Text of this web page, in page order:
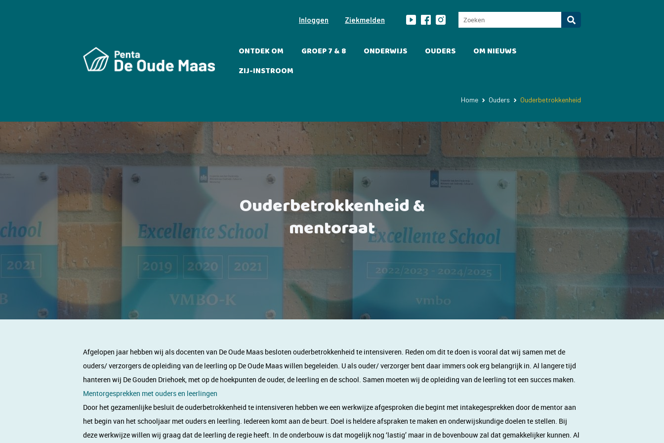
Inloggen Ziekmelden
ONTDEK OM GROEP 7 & 8 ONDERWIJS OUDERS
OM NIEUWS
ZIJ-INSTROOM
Home Ouders Ouderbetrokkenheid
Ouderbetrokkenheid &
mentoraat
Afgelopen jaar hebben wij als docenten van De Oude Maas besloten ouderbetrokkenheid te intensiveren. Reden om dit te doen is vooral dat wij samen met de
ouders/ verzorgers de opleiding van de leerling op De Oude Maas willen begeleiden. U als ouder/ verzorger bent daar immers ook erg belangrijk in. Al langere tijd
hanteren wij De Gouden Driehoek, met op de hoekpunten de ouder, de leerling en de school. Samen moeten wij de opleiding van de leerling tot een succes maken.
Mentorgesprekken met ouders en leerlingen
Door het gezamenlijke besluit de ouderbetrokkenheid te intensiveren hebben we een werkwijze afgesproken die begint met intakegesprekken door de mentor aan
het begin van het schooljaar met ouders en leerling. Iedereen komt aan de beurt. Doel is heldere afspraken te maken en onderwijskundige doelen te stellen. Bij
deze werkwijze willen wij graag dat de leerling de regie heeft. In de onderbouw is dat mogelijk nog ‘lastig’ maar in de bovenbouw zal dat gemakkelijker kunnen. Al